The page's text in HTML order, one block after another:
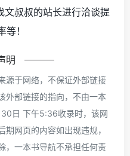
文叔叔的站长进行洽谈提
！
明
源于网络，不保证外部链接
外部链接的指向，不由一本
日 下午5:36收录时，该网
网页的内容如出现违规，
，一本书导航不承担任何责